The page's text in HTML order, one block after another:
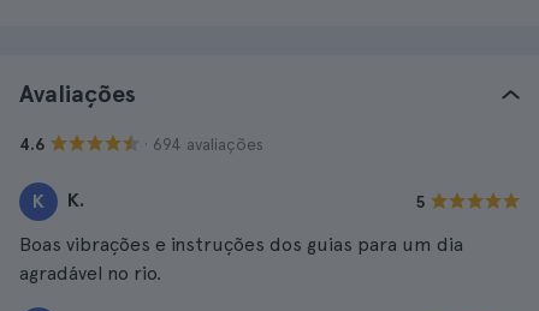
Avaliações
4.6 · 694 avaliações
K K. 5
Boas vibrações e instruções dos guias para um dia
agradável no rio.